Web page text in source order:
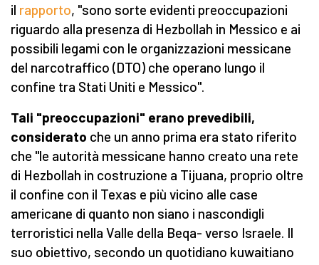
il rapporto, "sono sorte evidenti preoccupazioni
riguardo alla presenza di Hezbollah in Messico e ai
possibili legami con le organizzazioni messicane
del narcotraffico (DTO) che operano lungo il
confine tra Stati Uniti e Messico".
Tali "preoccupazioni" erano prevedibili,
considerato che un anno prima era stato riferito
che "le autorità messicane hanno creato una rete
di Hezbollah in costruzione a Tijuana, proprio oltre
il confine con il Texas e più vicino alle case
americane di quanto non siano i nascondigli
terroristici nella Valle della Beqa- verso Israele. Il
suo obiettivo, secondo un quotidiano kuwaitiano